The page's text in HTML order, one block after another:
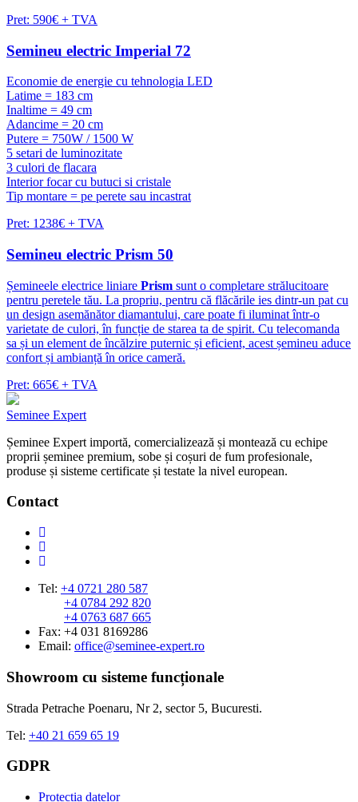
Pret: 590€ + TVA
Semineu electric Imperial 72
Economie de energie cu tehnologia LED
Latime = 183 cm
Inaltime = 49 cm
Adancime = 20 cm
Putere = 750W / 1500 W
5 setari de luminozitate
3 culori de flacara
Interior focar cu butuci si cristale
Tip montare = pe perete sau incastrat
Pret: 1238€ + TVA
Semineu electric Prism 50
Șemineele electrice liniare Prism sunt o completare strălucitoare
pentru peretele tău. La propriu, pentru că flăcările ies dintr-un pat cu
un design asemănător diamantului, care poate fi iluminat într-o
varietate de culori, în funcție de starea ta de spirit. Cu telecomanda
sa și un element de încălzire puternic și eficient, acest șemineu aduce
confort și ambianță în orice cameră.
Pret: 665€ + TVA
Seminee Expert
Șeminee Expert importă, comercializează și montează cu echipe
proprii șeminee premium, sobe și coșuri de fum profesionale,
produse și sisteme certificate și testate la nivel european.
Contact
Tel: +4 0721 280 587
+4 0784 292 820
+4 0763 687 665
Fax: +4 031 8169286
Email: office@seminee-expert.ro
Showroom cu sisteme funcționale
Strada Petrache Poenaru, Nr 2, sector 5, Bucuresti.
Tel: +40 21 659 65 19
GDPR
Protectia datelor